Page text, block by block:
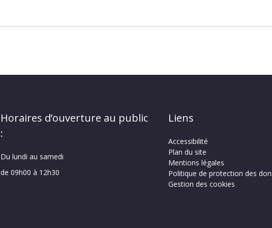
Horaires d’ouverture au public
:
Du lundi au samedi
de 09h00 à 12h30
Liens
Accessibilité
Plan du site
Mentions légales
Politique de protection des
Gestion des cookies